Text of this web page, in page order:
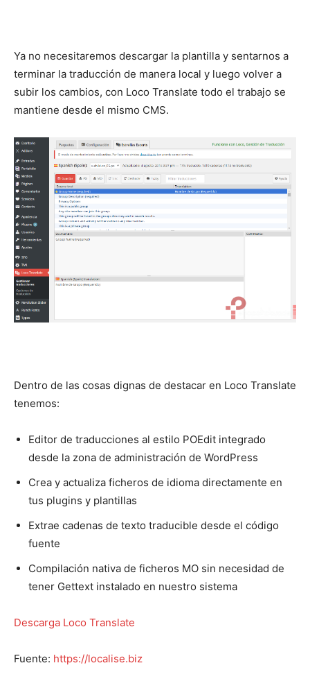
Ya no necesitaremos descargar la plantilla y sentarnos a
terminar la traducción de manera local y luego volver a
subir los cambios, con Loco Translate todo el trabajo se
mantiene desde el mismo CMS.
Dentro de las cosas dignas de destacar en Loco Translate
tenemos:
Editor de traducciones al estilo POEdit integrado
desde la zona de administración de WordPress
Crea y actualiza ficheros de idioma directamente en
tus plugins y plantillas
Extrae cadenas de texto traducible desde el código
fuente
Compilación nativa de ficheros MO sin necesidad de
tener Gettext instalado en nuestro sistema
Descarga Loco Translate
Fuente: https://localise.biz